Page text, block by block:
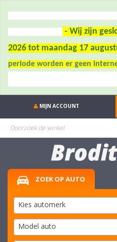
- Wij zijn
2026 tot maandag 17
periode worden er geen
MIJN ACCOUNT
ZOEK OP AUTO
Kies automerk
Model auto